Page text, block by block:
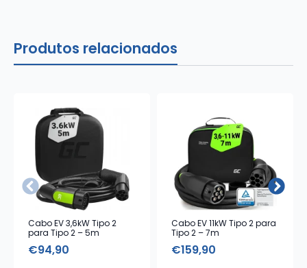
Produtos relacionados
Cabo EV 3,6kW Tipo 2
para Tipo 2 – 5m
€94,90
Cabo EV 11kW Tipo 2 para
Tipo 2 – 7m
€159,90